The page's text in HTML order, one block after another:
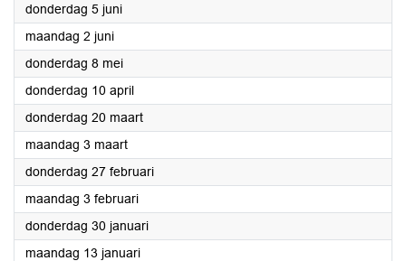
donderdag 5 juni2025
maandag 2 juni2025
donderdag 8 mei2025
donderdag 10 april2025
donderdag 20 maart2025
maandag 3 maart2025
donderdag 27 februari2025
maandag 3 februari2025
donderdag 30 januari2025
maandag 13 januari2025